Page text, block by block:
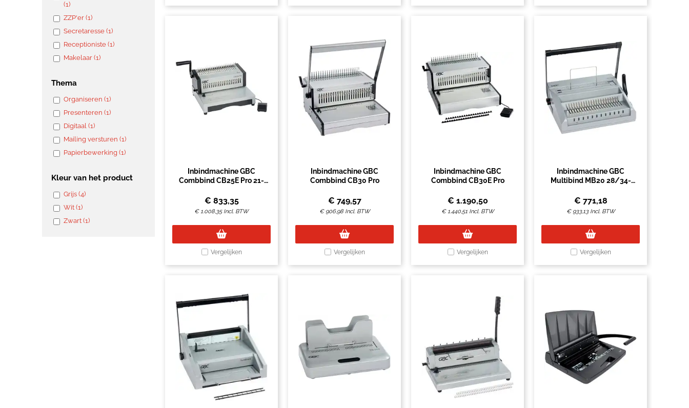
(1)
ZZP'er (1)
Secretaresse (1)
Receptioniste (1)
Makelaar (1)
Thema
Organiseren (1)
Presenteren (1)
Digitaal (1)
Mailing versturen (1)
Papierbewerking (1)
Kleur van het product
Grijs (4)
Wit (1)
Zwart (1)
Inbindmachine GBC
Combbind CB25E Pro 21-
€ 833,35
€1.008,35 Incl. BTW
Vergelijken
Inbindmachine GBC
Combbind CB30 Pro
€ 749,57
€ 906,98 Incl. BTW
Vergelijken
Inbindmachine GBC
Combbind CB30E Pro
€ 1.190,50
€1.440,51 Incl. BTW
Vergelijken
Inbindmachine GBC
Multibind MB20 28/34-
€ 771,18
€ 933,13 Incl. BTW
Vergelijken